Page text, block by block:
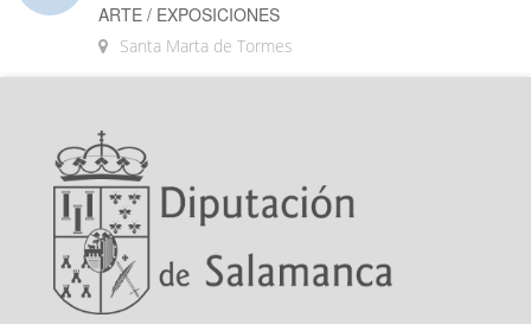
ARTE / EXPOSICIONES
Santa Marta de Tormes